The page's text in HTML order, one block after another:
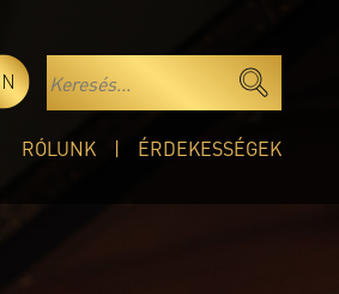
RÓLUNK ÉRDEKESSÉGEK